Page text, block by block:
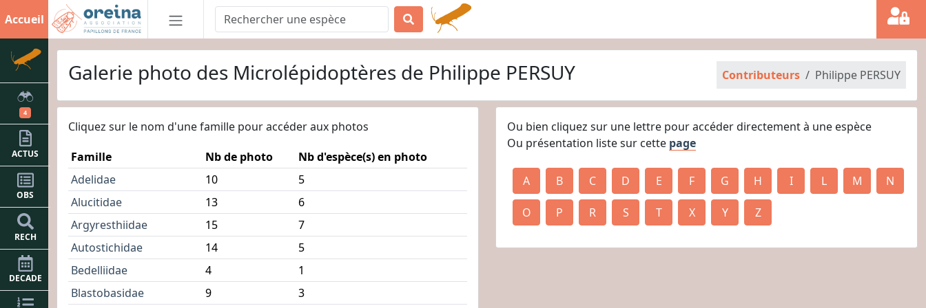
Accueil
4
ACTUS
OBS
RECH
DECADE
Contributeurs Philippe PERSUY
Galerie photo des Microlépidoptères de Philippe PERSUY
Cliquez sur le nom d'une famille pour accéder aux photos
Famille
Nb de photo
Nb d'espèce(s) en photo
Adelidae
10
5
Alucitidae
13
6
Argyresthiidae
15
7
Autostichidae
14
5
Bedelliidae
4
1
Blastobasidae
9
3
Ou bien cliquez sur une lettre pour accéder directement à une espèce
Ou présentation liste sur cette page
A B C D E F G H I L M N
O P R S T X Y Z